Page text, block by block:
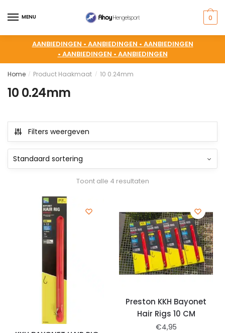
MENU 0
AANBIEDINGEN • AANBIEDINGEN • AANBIEDINGEN
• AANBIEDINGEN • AANBIEDINGEN
Home / Product Haakmaat / 10 0.24mm
10 0.24mm
Filters weergeven
Toont alle 4 resultaten
Preston KKH Bayonet
Hair Rigs 10 CM
€4,95